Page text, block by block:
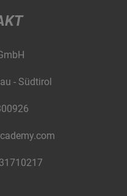
- Südtirol